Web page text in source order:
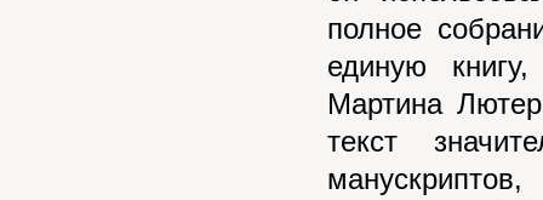
полное
единую
Мартина
текст